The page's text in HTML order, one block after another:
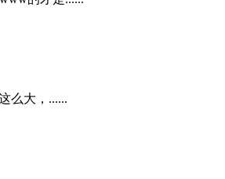
么大，......